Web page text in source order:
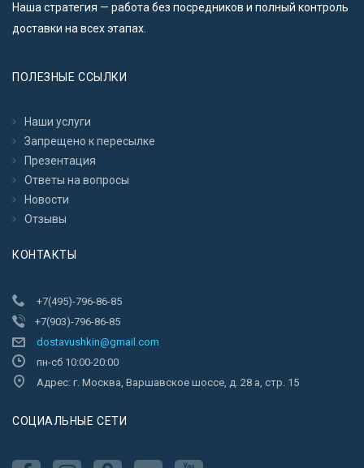
Наша стратегия — работа без посредников и полный контроль
доставки на всех этапах.
ПОЛЕЗНЫЕ ССЫЛКИ
Наши услуги
Запрещено к пересылкe
Презентация
Ответы на вопросы
Новости
Отзывы
КОНТАКТЫ
+7(495)-796-86-85
+7(903)-796-86-85
dostavushkin@gmail.com
пн-сб 10:00-20:00
Адрес: г. Москва, Варшавское шоссе, д. 28 а, стр. 15
CОЦИАЛЬНЫЕ СЕТИ